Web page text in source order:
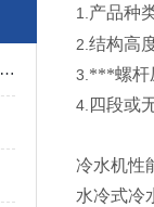
螺杆式制冷机组的节能设计与优化策略
1. 产品种
2. 结构高
3. ***螺杆
4. 四段或
冷水机性
水冷式冷